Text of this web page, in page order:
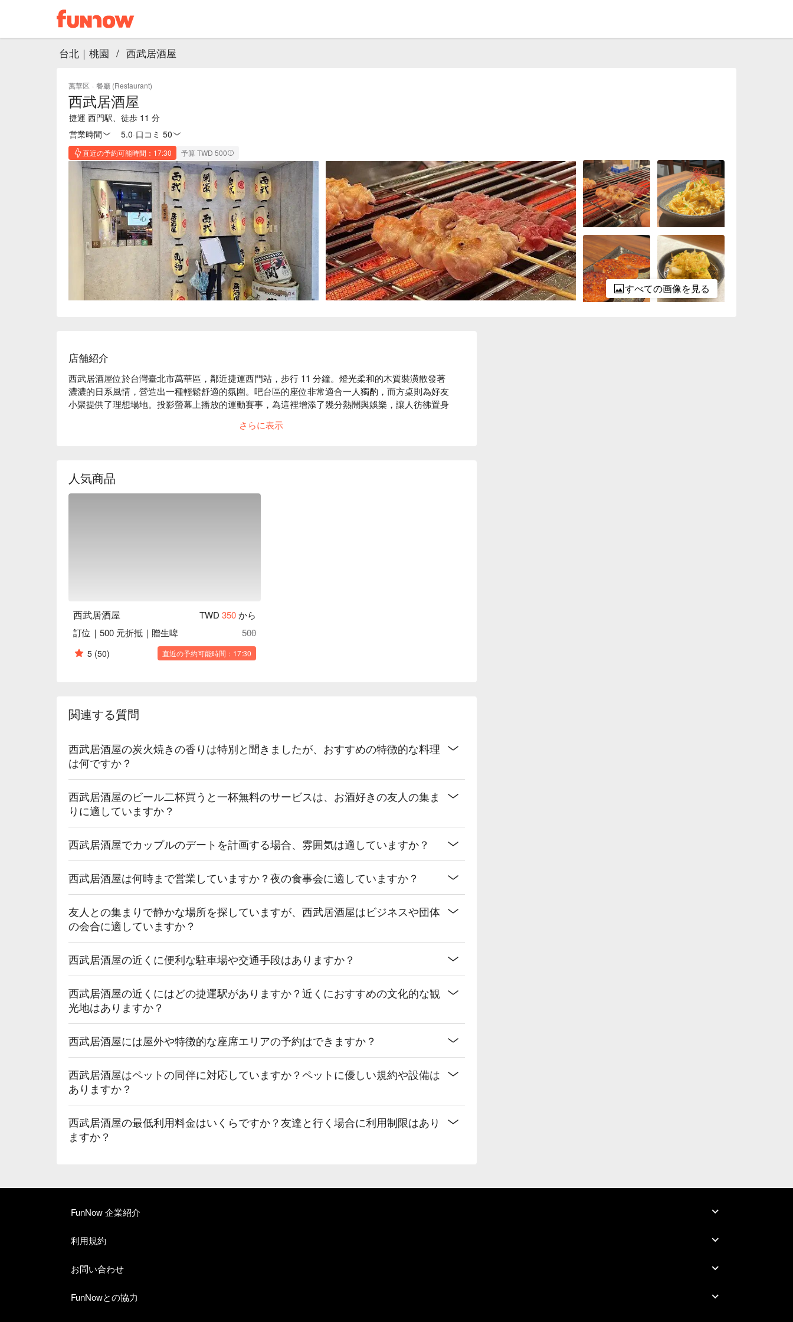
台北｜桃園 / 西武居酒屋
萬華区 · 餐廳 (Restaurant)
西武居酒屋
捷運 西門駅、徒歩 11 分
営業時間
5.0 口コミ 50
直近の予約可能時間：17:30 予算 TWD 500
すべての画像を見る
店舗紹介
西武居酒屋位於台灣臺北市萬華區，鄰近捷運西門站，步行 11 分鐘。燈光柔和的木質裝潢散發著
濃濃的日系風情，營造出一種輕鬆舒適的氛圍。吧台區的座位非常適合一人獨酌，而方桌則為好友
小聚提供了理想場地。投影螢幕上播放的運動賽事，為這裡增添了幾分熱鬧與娛樂，讓人彷彿置身
🤩 玩樂情報
人均消費：均消 TWD 500
【明太子山藥】山藥細膩，明太子鹹香濃厚
🥤 特色飲品
【生啤】清新爽口，微苦回甘
【各類酒水】香氣豐富，層次多樣
さらに表示
人気商品
西武居酒屋 TWD 350から
訂位｜500 元折抵｜贈生啤
500
5 (50) 直近の予約可能時間：17:30
関連する質問
西武居酒屋の炭火焼きの香りは特別と聞きましたが、おすすめの特徴的な料理
は何ですか？
西武居酒屋のビール二杯買うと一杯無料のサービスは、お酒好きの友人の集ま
りに適していますか？
西武居酒屋でカップルのデートを計画する場合、雰囲気は適していますか？
西武居酒屋は何時まで営業していますか？夜の食事会に適していますか？
友人との集まりで静かな場所を探していますが、西武居酒屋はビジネスや団体
の会合に適していますか？
西武居酒屋の近くに便利な駐車場や交通手段はありますか？
西武居酒屋の近くにはどの捷運駅がありますか？近くにおすすめの文化的な観
光地はありますか？
西武居酒屋には屋外や特徴的な座席エリアの予約はできますか？
西武居酒屋はペットの同伴に対応していますか？ペットに優しい規約や設備は
ありますか？
西武居酒屋の最低利用料金はいくらですか？友達と行く場合に利用制限はあり
ますか？
FunNow 企業紹介
利用規約
お問い合わせ
FunNowとの協力